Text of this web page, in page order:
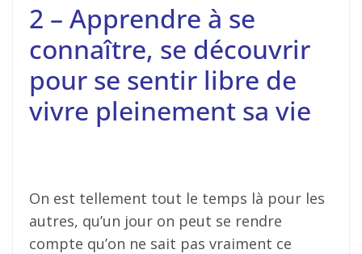
2 – Apprendre à se
connaître, se découvrir
pour se sentir libre de
vivre pleinement sa vie
On est tellement tout le temps là pour les
autres, qu’un jour on peut se rendre
compte qu’on ne sait pas vraiment ce